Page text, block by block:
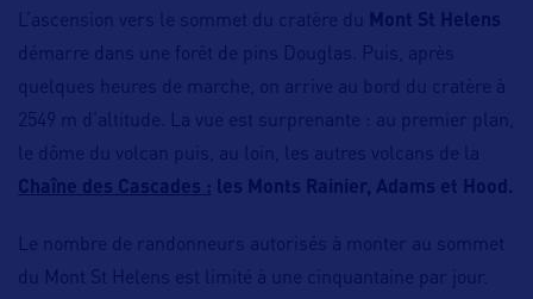
L’ascension vers le sommet du cratère du
Mont St Helens
démarre dans une forêt de pins Douglas. Puis, après
quelques heures de marche, on arrive au bord du cratère à
2549 m d’altitude. La vue est surprenante : au premier plan,
le dôme du volcan puis, au loin, les autres volcans de la
Chaîne des Cascades :
les Monts Rainier, Adams et Hood.
Le nombre de randonneurs autorisés à monter au sommet
du Mont St Helens est limité à une cinquantaine par jour.